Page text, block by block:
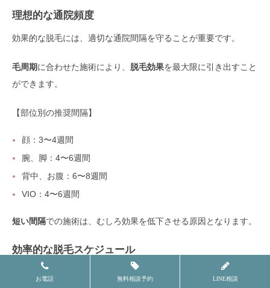
理想的な通院頻度
効果的な脱毛には、適切な通院間隔を守ることが重要です。
毛周期に合わせた施術により、 脱毛効果を最大限に引き出すこと
ができます。
【部位別の推奨間隔】
顔：3〜4週間
腕、脚：4〜6週間
背中、お腹：6〜8週間
VIO：4〜6週間
短い間隔での施術は、むしろ効果を低下させる原因となります。
効率的な脱毛スケジュール
計画的なスケジュール管理により、効率的な脱毛が可能になりま
お電話 無料相談予約 LINE相談